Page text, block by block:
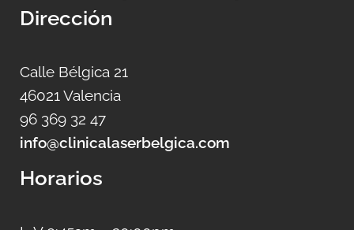
Dirección
Calle Bélgica 21
46021 Valencia
96 369 32 47
info@clinicalaserbelgica.com
Horarios